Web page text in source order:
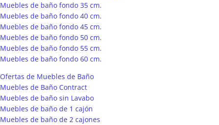
Muebles de baño fondo 35 cm.
Muebles de baño fondo 40 cm.
Muebles de baño fondo 45 cm.
Muebles de baño fondo 50 cm.
Muebles de baño fondo 55 cm.
Muebles de baño fondo 60 cm.
Ofertas de Muebles de Baño
Muebles de Baño Contract
Muebles de baño sin Lavabo
Muebles de baño de 1 cajón
Muebles de baño de 2 cajones